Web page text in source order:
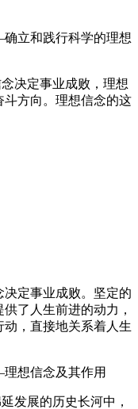
立和践行科学的理想
决定事业成败，理想
方向。理想信念的这
定事业成败。坚定的
了人生前进的动力，
，直接地关系着人生
想信念及其作用
展的历史长河中，